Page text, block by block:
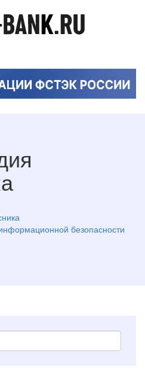
безопасности